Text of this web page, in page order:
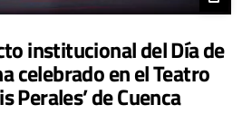
institucional del Día de
celebrado en el Teatro
Perales’ de Cuenca